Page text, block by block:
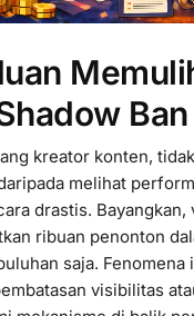
kreator konten,
melihat
drastis. Bayangkan,
ribuan penonton
saja.
visibilitas